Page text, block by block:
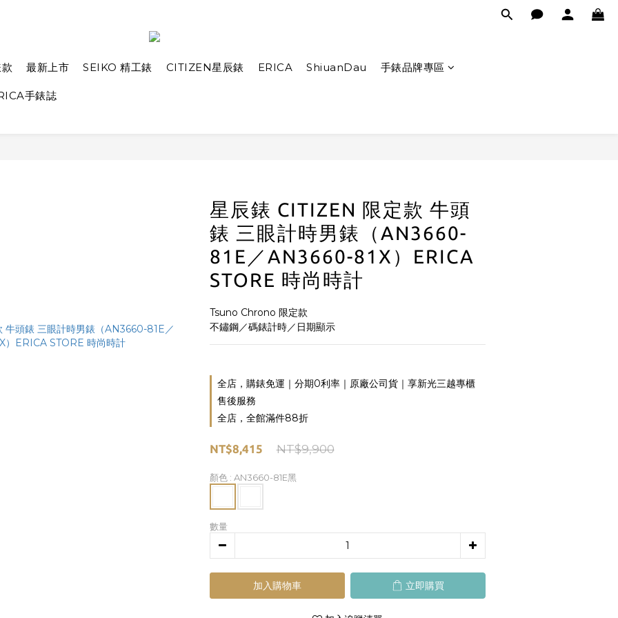
最新上市 SEIKO 精工錶 CITIZEN星辰錶 ERICA ShiuanDau 手錶品牌專區
手錶誌
星辰錶 CITIZEN 限定款 牛頭
錶 三眼計時男錶（AN3660-
81E／AN3660-81X）ERICA
STORE 時尚時計
Tsuno Chrono 限定款
不鏽鋼／碼錶計時／日期顯示
全店，購錶免運｜分期0利率｜原廠公司貨｜享新光三越專櫃
售後服務
全店，全館滿件88折
NT$9,900
NT$8,415
顏色 : AN3660-81E黑
數量
加入購物車 立即購買